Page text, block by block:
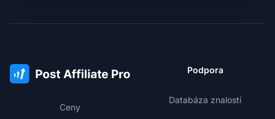
Ceny
Podpora
Databáza znalostí